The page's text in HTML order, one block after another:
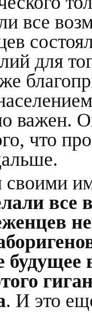
все
для
важен.
что
своими
все
. И это